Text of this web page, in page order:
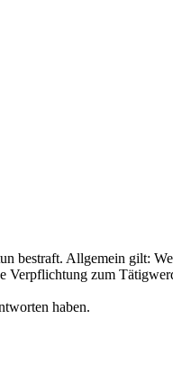
bestraft. Allgemein gilt:
Verpflichtung zum
haben.